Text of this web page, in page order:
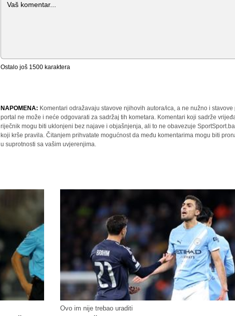
Ostalo još 1500 karaktera
NAPOMENA: Komentari odražavaju stavove njihovih autora/ica, a ne nužno i stavove
portal ne može i neće odgovarati za sadržaj tih kometara. Komentari koji sadrže
riječnik mogu biti uklonjeni bez najave i objašnjenja, ali to ne obavezuje
koji krše pravila. Čitanjem prihvatate mogućnost da među komentarima mogu biti
u suprotnosti sa vašim uvjerenjima.
Ovo im nije trebao uraditi